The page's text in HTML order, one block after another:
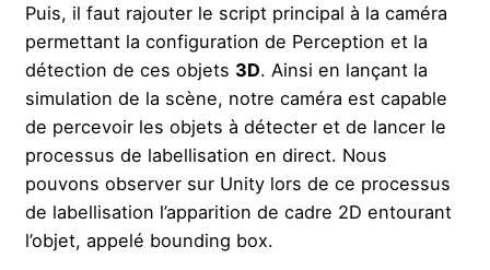
Puis, il faut rajouter le script principal à la caméra
permettant la configuration de Perception et la
détection de ces objets 3D. Ainsi en lançant la
simulation de la scène, notre caméra est capable
de percevoir les objets à détecter et de lancer le
processus de labellisation en direct. Nous
pouvons observer sur Unity lors de ce processus
de labellisation l’apparition de cadre 2D entourant
l’objet, appelé bounding box.